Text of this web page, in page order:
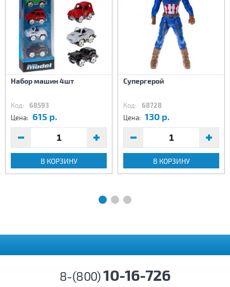
Набор машин 4шт
Код: 68593
Цена: 615 р.
В КОРЗИНУ
Супергерой
Код: 68728
Цена: 130 р.
В КОРЗИНУ
8-(800)10-16-726